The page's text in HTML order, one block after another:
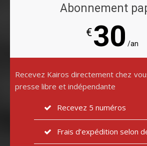
Abonnement
€30 /an
Recevez Kairos directement chez
presse libre et indépendante
Recevez 5 numéros
Frais d’expédition selon